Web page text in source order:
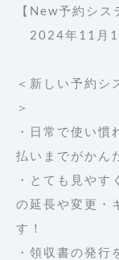
【New予約シス
2024年11月1
＜新しい予約シ
＞
・日常で使い
払いまでがかん
・とても見やす
の延長や変更・
す！
・領収書の発行